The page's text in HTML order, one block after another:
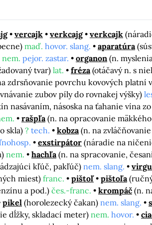
vercajk verkcajg verkcajk
maď. hovor. slang. aparatúra
nem. pejor. zastar. organon (n.
tvar) lat. fréza (otáčavý n. s
zdrsňovanie povrchu kovových platní
zubov píly do rovnakej výšky)
násoska na ťahanie vína
rašpľa (n. na opracovanie
skla)? tech. kobza (n. na
exstirpátor (náradie na
nem. hachľa (n. na spracovanie,
kľúč, pakľúč) nem. slang.
miest)franc. pištoľ pištoľa
a pod.)čes.-franc. krompáč (n.
pikel (horolezecký čakan) nem. slang.
dĺžky, skladací meter) nem. hovor.